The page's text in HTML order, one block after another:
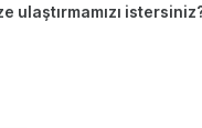
ulaştırmamızı